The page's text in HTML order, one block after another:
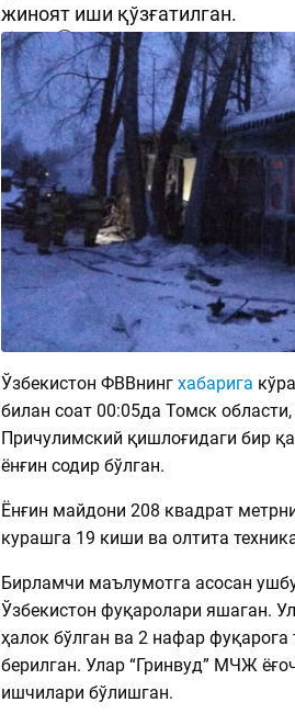
жиноят иши қўзғатилган.
2347 0
Ўзбекистон ФВВнинг хабарига
билан соат 00:05да Томск
Причулимский қишлоғидаги бир
ёнғин содир бўлган.
Ёнғин майдони 208 квадрат
курашга 19 киши ва олтита
Бирламчи маълумотга асосан
Ўзбекистон фуқаролари яшаган.
ҳалок бўлган ва 2 нафар
берилган. Улар “Гринвуд” МЧЖ
ишчилари бўлишган.